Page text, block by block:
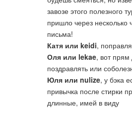
завозе этого полезного
пришло через несколько
письма!
Катя или keidi,
Оля или lekae, вот
поздравлять или
Юля или nulize, у бэка
привычка после стирки
длинные, имей в виду